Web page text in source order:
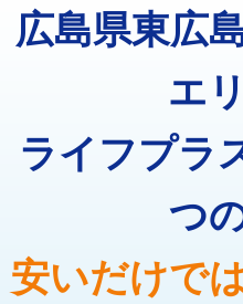
マス交換（深さ50㎝以上）
コンクリート斫り（厚さ10㎝
モルタル補修（厚さ10㎝まで
廃棄・処分
追加トーラー機使用/3m超え
止水・漏水調査・防水処理・
止水・漏水調査・防水処理・
止水・漏水調査・防水処理・
広島県東広
エ
ライフプラ
つ
安いだけで